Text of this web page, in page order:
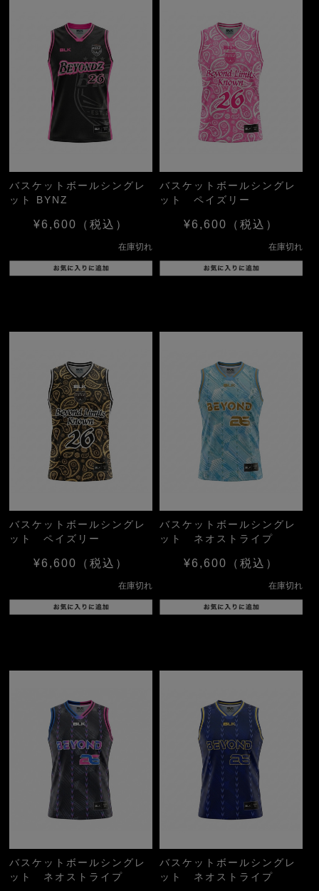
バスケットボールシングレ
ット BYNZ
¥6,600 （税込）
在庫切れ
バスケットボールシングレ
ット ペイズリー
¥6,600 （税込）
在庫切れ
バスケットボールシングレ
ット ペイズリー
¥6,600 （税込）
在庫切れ
バスケットボールシングレ
ット ネオストライプ
¥6,600 （税込）
在庫切れ
バスケットボールシングレ
ット ネオストライプ
バスケットボールシングレ
ット ネオストライプ